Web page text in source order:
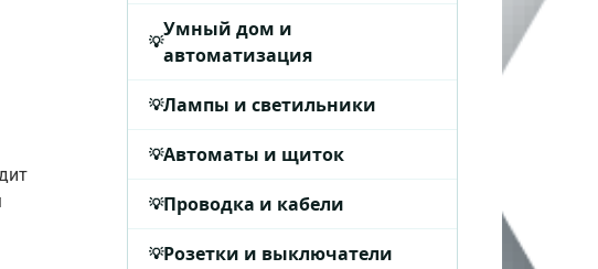
Умный дом и
автоматизация
Лампы и светильники
Автоматы и щиток
Проводка и кабели
Розетки и выключатели